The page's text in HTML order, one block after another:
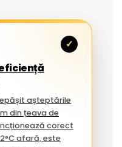
✓
așteptările
corect
afară, este